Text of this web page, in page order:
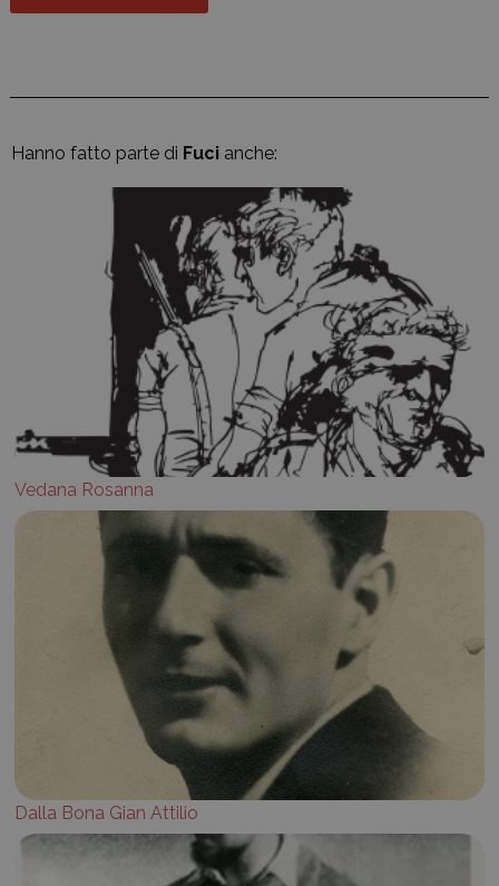
Hanno fatto parte di Fuci anche:
Vedana Rosanna
Dalla Bona Gian Attilio